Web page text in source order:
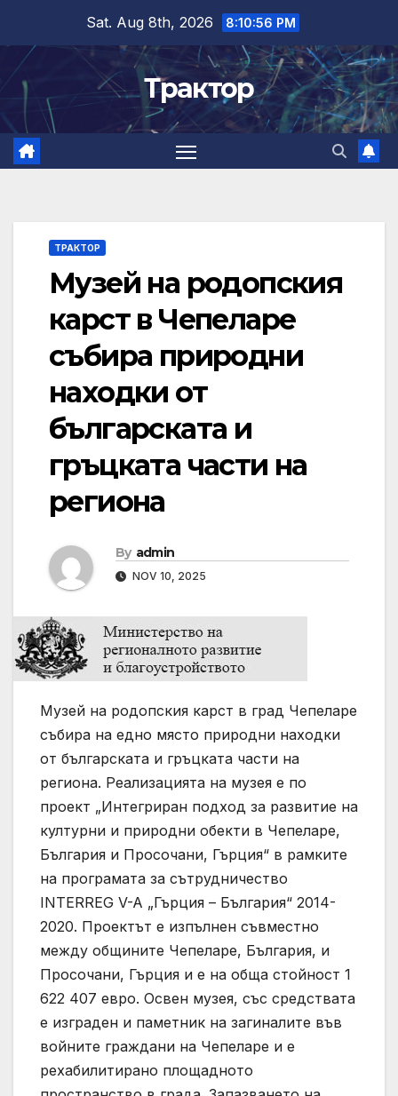
content
Sat. Aug 8th, 2026 8:10:57 PM
Трактор
ТРАКТОР
Музей на родопския
карст в Чепеларе
събира природни
находки от
българската и
гръцката части на
региона
By admin
NOV 10, 2025
Музей на родопския карст в град Чепеларе
събира на едно място природни находки
от българската и гръцката части на
региона. Реализацията на музея е по
проект „Интегриран подход за развитие на
културни и природни обекти в Чепеларе,
България и Просочани, Гърция“ в рамките
на програмата за сътрудничество
INTERREG V-A „Гърция – България“ 2014-
2020. Проектът е изпълнен съвместно
между общините Чепеларе, България, и
Просочани, Гърция и е на обща стойност 1
622 407 евро. Освен музея, със средствата
е изграден и паметник на загиналите във
войните граждани на Чепеларе и е
рехабилитирано площадното